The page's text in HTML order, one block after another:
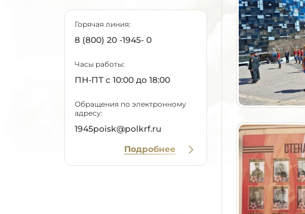
Горячая линия:
8 (800) 20 -1945- 0
Часы работы:
ПН-ПТ с 10:00 до 18:00
Обращения по электронному
адресу:
1945poisk@polkrf.ru
Подробнее